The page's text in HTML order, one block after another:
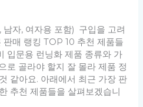
자, 여자용 포함) 구입을 고려
매 랭킹 TOP 10 추천 제품들
입문용 런닝화 제품 종류와 가
로 골라야 할지 잘 몰라 제품 정
같아요. 아래에서 최근 가장 판
추천 제품들을 살펴보겠습니